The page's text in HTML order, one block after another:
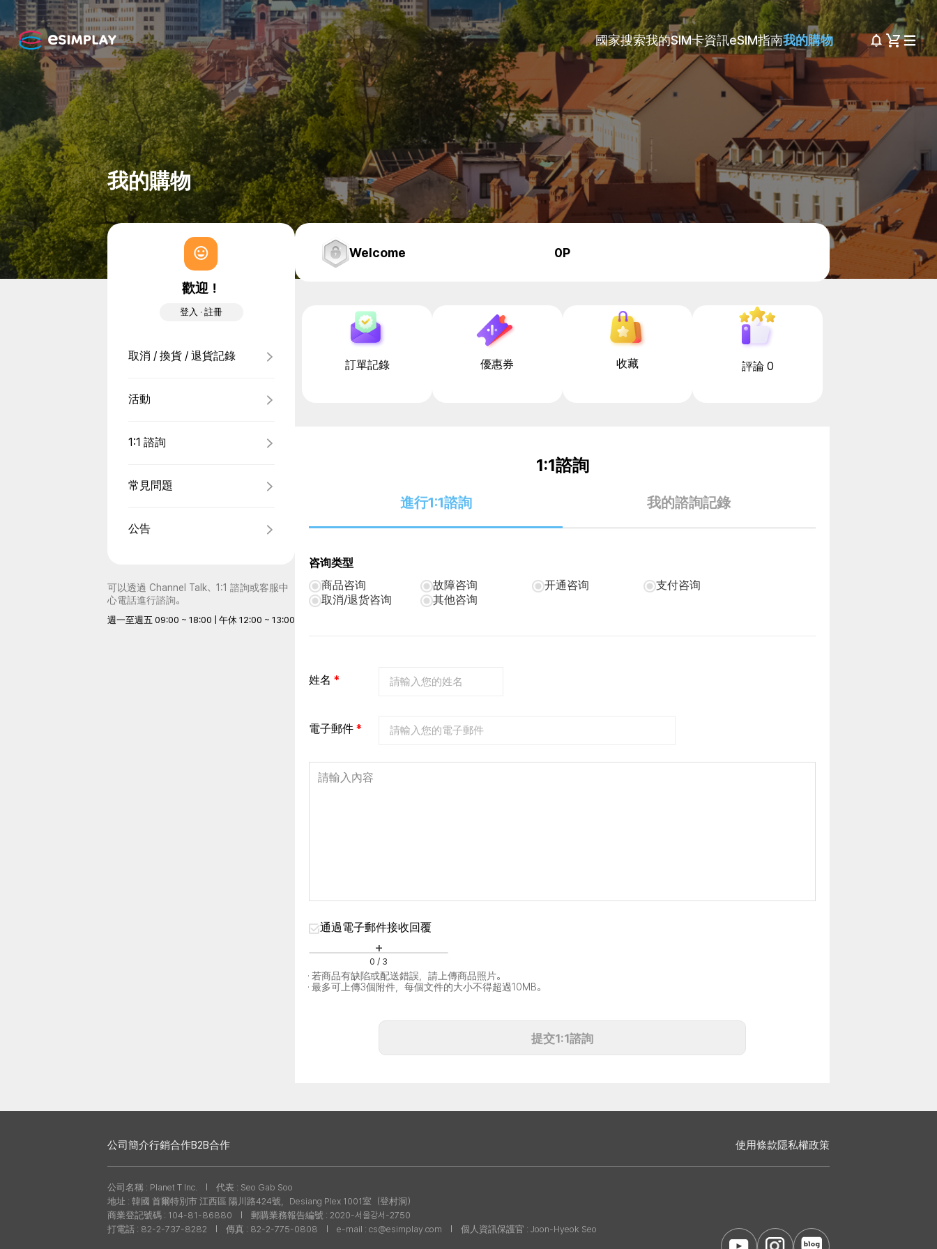
國家搜索我的SIM卡資訊eSIM指南我的購物
我的購物
歡迎！
登入 ·註冊
取消 / 換貨 / 退貨記錄
活動
1:1 諮詢
常見問題
公告
可以透過 Channel Talk、1:1 諮詢或客服中
心電話進行諮詢。
週一至週五 09:00 ~ 18:00 | 午休 12:00 ~ 13:00
Welcome 0P
訂單記錄 優惠券 收藏 評論 0
1:1諮詢
進行1:1諮詢 我的諮詢記錄
咨询类型
商品咨询
故障咨询 开通咨询
支付咨询
取消/退货咨询
其他咨询
姓名*
電子郵件*
通過電子郵件接收回覆
+
0 / 3
· 若商品有缺陷或配送錯誤，請上傳商品照片。
· 最多可上傳3個附件，每個文件的大小不得超過10MB。
提交1:1諮詢
公司簡介行銷合作B2B合作 使用條款隱私權政策
公司名稱 : Planet T Inc.
代表 : Seo Gab Soo
地址 : 韓國 首爾特別市 江西區 陽川路424號，Desiang Plex 1001室（登村洞）
商業登記號碼 : 104-81-86880
郵購業務報告編號 : 2020-서울강서-2750
打電話 : 82-2-737-8282
傳真 : 82-2-775-0808 e-mail : cs@esimplay.com 個人資訊保護官 : Joon-Hyeok Seo